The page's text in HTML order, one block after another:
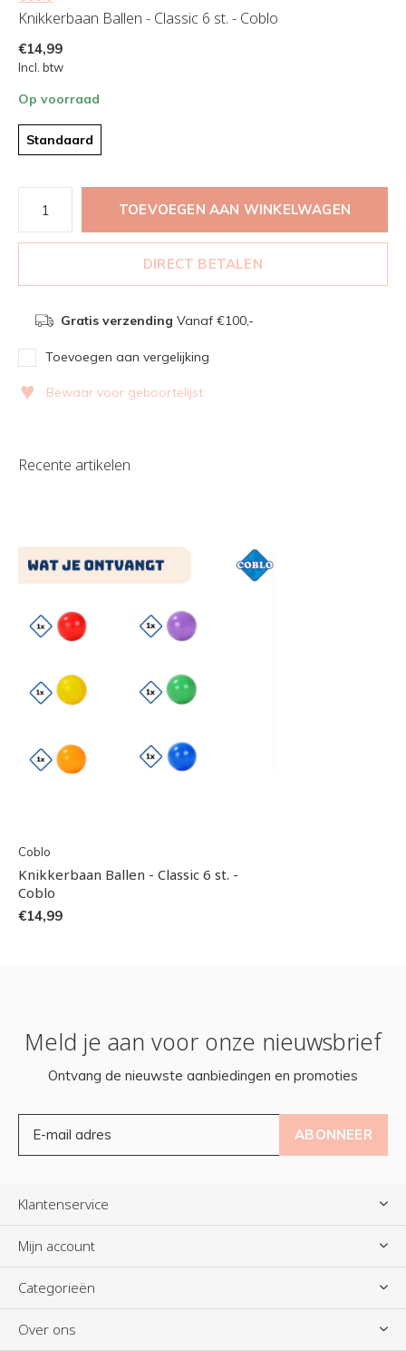
Knikkerbaan Ballen - Classic 6 st. - Coblo
€14,99
Incl. btw
Op voorraad
Standaard
TOEVOEGEN AAN WINKELWAGEN
DIRECT BETALEN
Gratis verzending Vanaf €100,-
Toevoegen aan vergelijking
♥ Bewaar voor geboortelijst
Recente artikelen
Coblo
Knikkerbaan Ballen - Classic 6 st. -
Coblo
€14,99
Meld je aan voor onze nieuwsbrief
Ontvang de nieuwste aanbiedingen en promoties
ABONNEER
Klantenservice
Mijn account
Categorieën
Over ons